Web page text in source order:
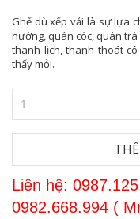
Ghế dù xếp vải là sự lựa
nướng, quán cóc, quán
thanh lịch, thanh thoát
thấy mỏi.
Liên hệ:
0982.668.994 (